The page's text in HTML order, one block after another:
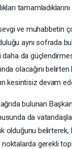
sevgi ve
aynı sofrada
da
olacağını belirten
kesintisiz devam
bulunan Başkan
da
belirterek,
gerekli